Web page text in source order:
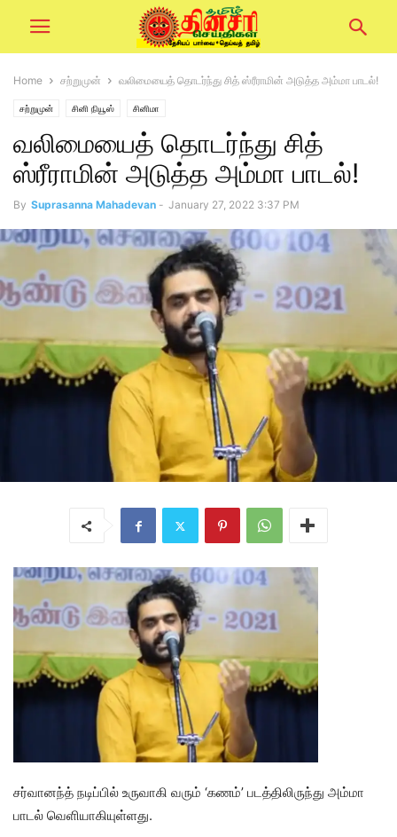
Home சற்றுமுன் வலிமையைத் தொடர்ந்து சித் ஸ்ரீராமின் அடுத்த அம்மா பாடல்!
சற்றுமுன் சினி நியூஸ் சினிமா
வலிமையைத் தொடர்ந்து சித்
ஸ்ரீராமின் அடுத்த அம்மா பாடல்!
By Suprasanna Mahadevan - January 27, 2022 3:37 PM
சர்வானந்த் நடிப்பில் உருவாகி வரும் ‘கணம்’ படத்திலிருந்து அம்மா
பாடல் வெளியாகியுள்ளது.